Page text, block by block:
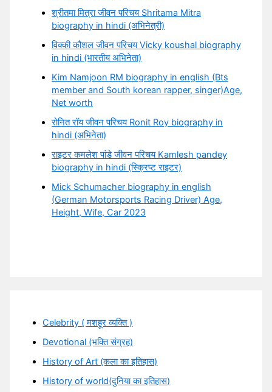
श्रीतमा मित्रा जीवन परिचय Shritama Mitra
biography in hindi (अभिनेत्री)
विक्की कौशल जीवन परिचय Vicky koushal biography
in hindi (भारतीय अभिनेता)
Kim Namjoon RM biography in english (Bts
member and South korean rapper, singer)Age,
Net worth
रोनित रॉय जीवन परिचय Ronit Roy biography in
hindi (अभिनेता)
राइटर कमलेश पांडे जीवन परिचय Kamlesh pandey
biography in hindi (स्क्रिप्ट राइटर)
Mick Schumacher biography in english
(German Motorsports Racing Driver) Age,
Height, Wife, Car 2023
Celebrity ( मशहूर व्यक्ति )
Devotional (भक्ति संग्रह)
History of Art (कला का इतिहास)
History of world(दुनिया का इतिहास)